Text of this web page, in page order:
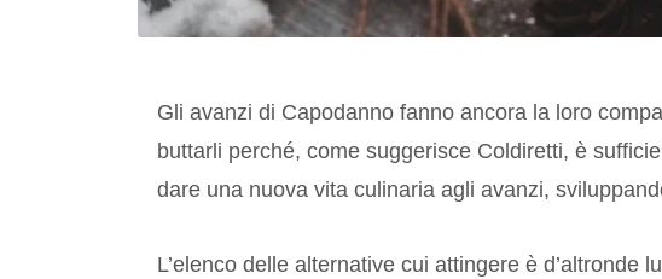
Gli avanzi di Capodanno fanno ancora la loro
buttarli perché, come suggerisce Coldiretti, è
dare una nuova vita culinaria agli avanzi,
L’elenco delle alternative cui attingere è d’altronde